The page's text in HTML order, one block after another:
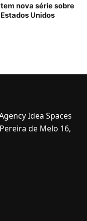
nova série sobre
Unidos
Idea Spaces
de Melo 16,